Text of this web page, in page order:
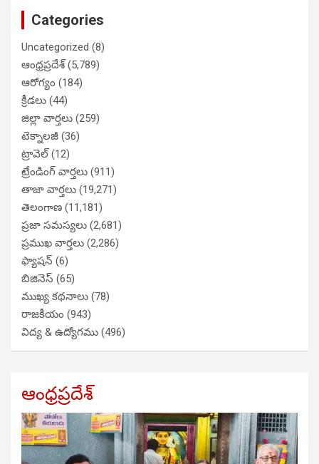
Categories
Uncategorized (8)
ఆంధ్రప్రదేశ్(5,789)
ఆరోగ్యం (184)
క్రీడలు (44)
జిల్లా వార్తలు (259)
టెక్నాలజీ (36)
ట్రావెల్(12)
ట్రేండింగ్ వార్తలు (911)
తాజా వార్తలు (19,271)
తెలంగాణ (11,181)
ప్రజా సమస్యలు (2,681)
ప్రముఖ వార్తలు (2,286)
ఫ్యాషన్ (6)
బిజినెస్ (65)
ముఖ్య కథనాలు (78)
రాజకీయం (943)
విద్య & ఉద్యోగము (496)
ఆంధ్రప్రదేశ్